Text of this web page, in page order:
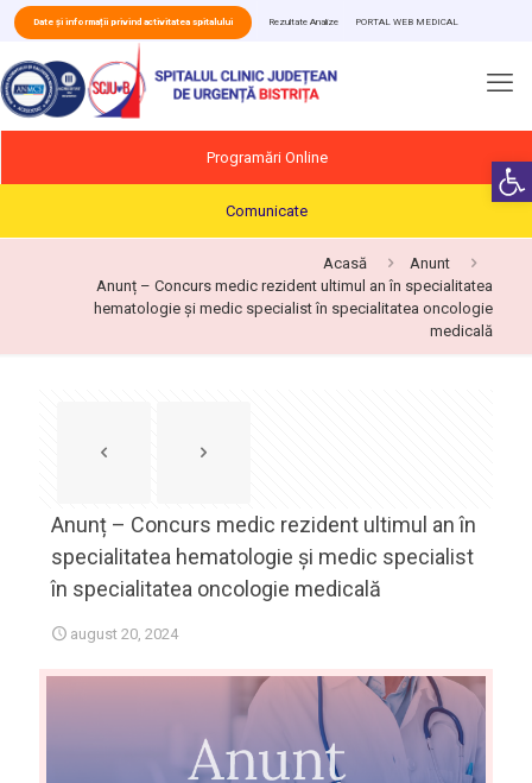
Date și informații privind activitatea spitalului Rezultate Analize PORTAL WEB MEDICAL
Programări Online
Comunicate
Acasă
Anunt
Anunț – Concurs medic rezident ultimul an în specialitatea
hematologie și medic specialist în specialitatea oncologie
medicală
Anunț – Concurs medic rezident ultimul an în
specialitatea hematologie și medic specialist
în specialitatea oncologie medicală
august 20, 2024